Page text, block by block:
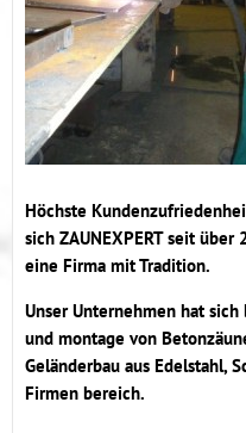
Höchste
sich ZAUNEXPERT seit
eine Firma mit Tradition.
Unser Unternehmen hat
und montage von
Geländerbau aus Edelstahl,
Firmen bereich.